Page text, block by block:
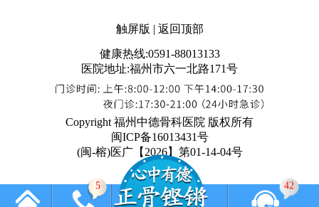
触屏版 | 返回顶部
健康热线:0591-88013133
医院地址:福州市六一北路171号
Copyright 福州中德骨科医院 版权所有
闽ICP备16013431号
(闽-榕)医广【2026】第01-14-04号
5 42